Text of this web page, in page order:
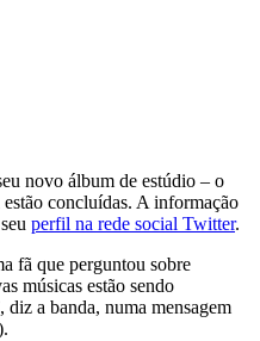
novo álbum de estúdio – o
concluídas. A informação
perfil na rede social Twitter.
fã que perguntou sobre
músicas estão sendo
diz a banda, numa mensagem